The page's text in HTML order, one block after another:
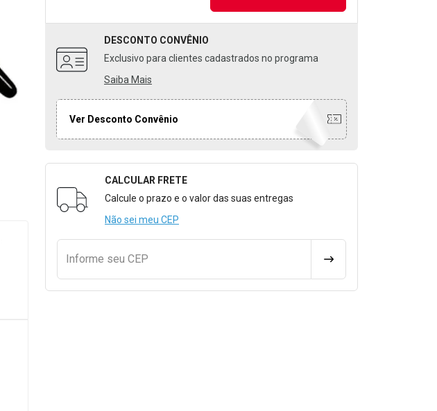
DESCONTO CONVÊNIO
Exclusivo para clientes cadastrados no programa
Saiba Mais
Ver Desconto Convênio
Formulário para Calcular o Frete
CALCULAR FRETE
Calcule o prazo e o valor das suas entregas
Não sei meu CEP
Informe seu CEP CALCULAR FRETE